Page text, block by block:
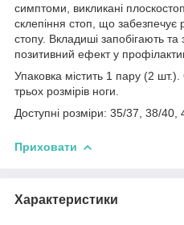
симптоми, викликані
склепіння стоп, що забезпечує
стопу. Вкладиші запобігають
позитивний ефект у
Упаковка містить 1 пару (2
трьох розмірів ноги.
Доступні розміри: 35/37, 38/40,
Приховати
Характеристики